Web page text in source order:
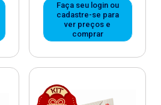
Faça seu login ou
cadastre-se para
ver preços e
comprar